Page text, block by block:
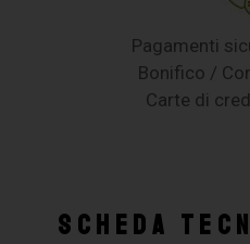
Pagamenti
Bonifico /
Carte di
SCHEDA